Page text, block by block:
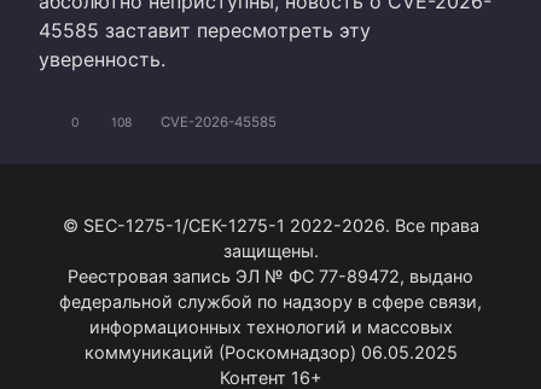
45585 заставит пересмотреть эту
уверенность.
0 108 CVE-2026-45585
© SEC-1275-1/СЕК-1275-1 2022-2026. Все права
защищены.
Реестровая запись ЭЛ № ФС 77-89472, выдано
федеральной службой по надзору в сфере связи,
информационных технологий и массовых
коммуникаций (Роскомнадзор) 06.05.2025
Контент 16+